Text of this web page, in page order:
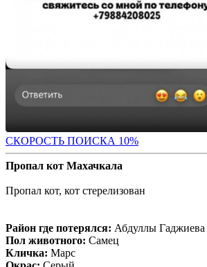
СКОРОСТЬ ПОИСКА 10%
Пропал кот Махачкала
Пропал кот, кот стерелизован
Район где потерялся: Абдуллы Гаджиева
Пол животного: Самец
Кличка: Марс